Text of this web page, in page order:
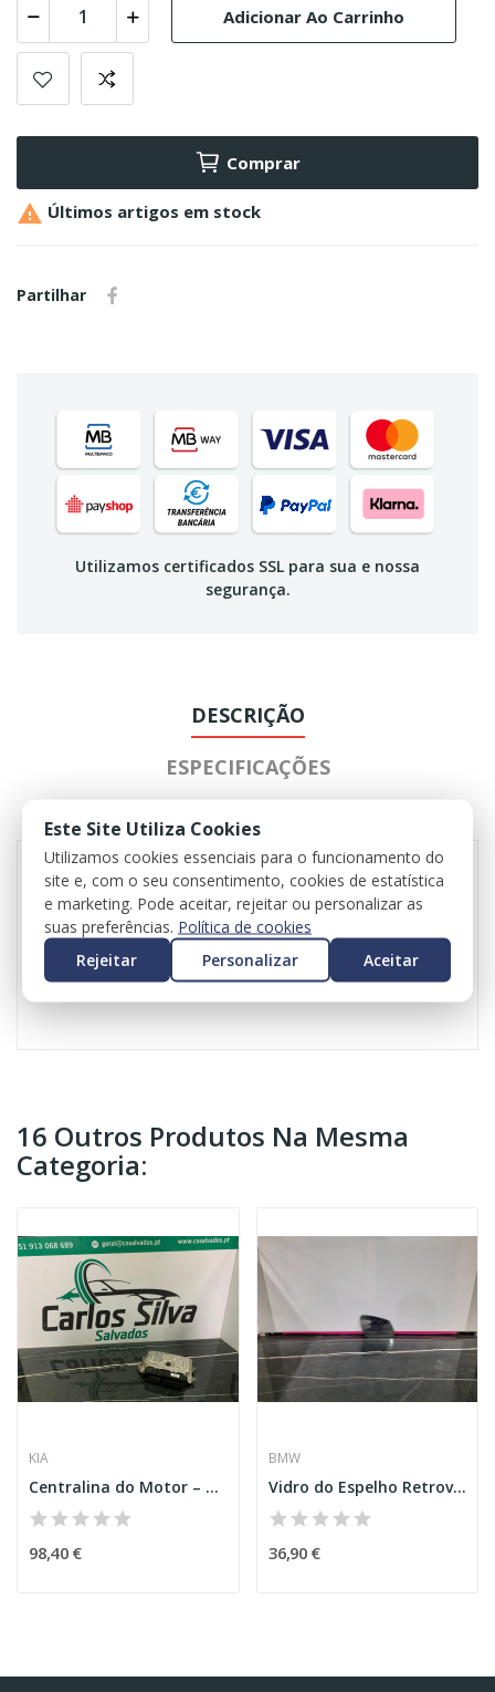
Adicionar Ao Carrinho
Comprar
 Últimos artigos em stock
Partilhar
Utilizamos certificados SSL para sua e nossa
segurança.
DESCRIÇÃO
ESPECIFICAÇÕES
REVIEWS
Conjunto de bancos para BMW Série 1 (F40)
Valor incluí bancos, quartelas e apoio central
Valor do iva incluído
Valor do transporte não incluído
16 Outros Produtos Na Mesma
Categoria:
KIA
Centralina do Motor – KIA STONIC (YB)
98,40 €
BMW
Vidro do Espelho Retrovisor Direito – BMW 2...
36,90 €
Este Site Utiliza Cookies
Utilizamos cookies essenciais para o funcionamento do
site e, com o seu consentimento, cookies de estatística
e marketing. Pode aceitar, rejeitar ou personalizar as
suas preferências. Política de cookies
Rejeitar
Personalizar Aceitar